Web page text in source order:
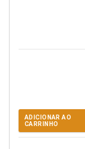
ADICIONAR AO
CARRINHO